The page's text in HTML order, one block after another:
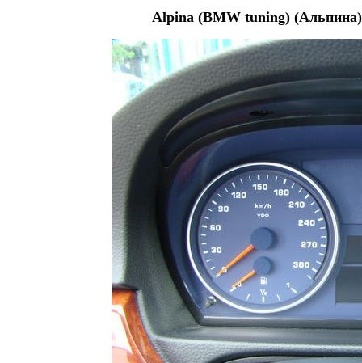
Alpina (BMW tuning)